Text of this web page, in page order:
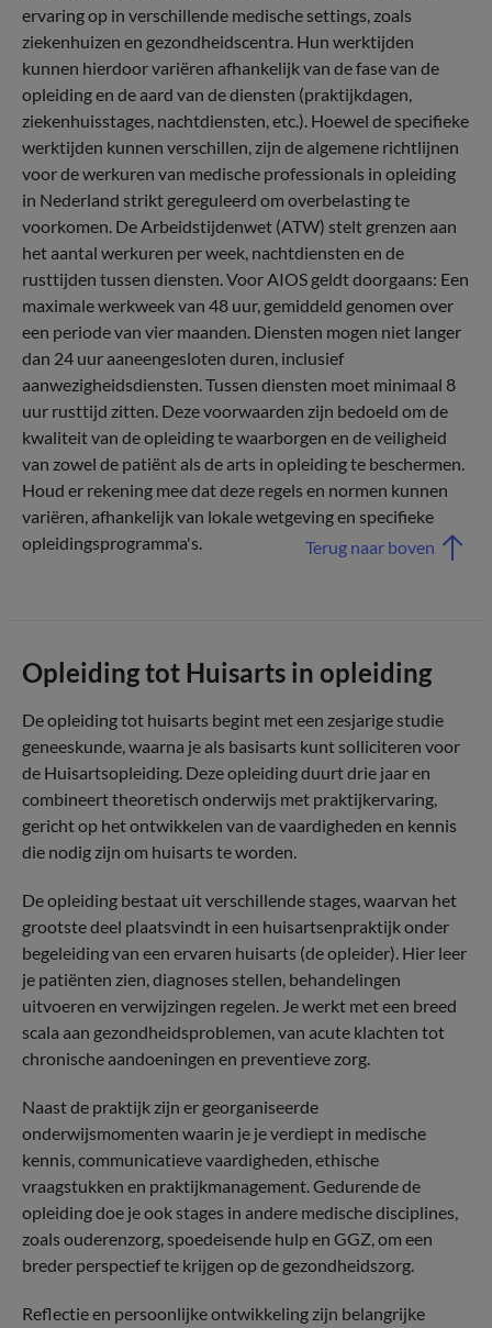
ervaring op in verschillende medische settings, zoals
ziekenhuizen en gezondheidscentra. Hun werktijden
kunnen hierdoor variëren afhankelijk van de fase van de
opleiding en de aard van de diensten (praktijkdagen,
ziekenhuisstages, nachtdiensten, etc.). Hoewel de specifieke
werktijden kunnen verschillen, zijn de algemene richtlijnen
voor de werkuren van medische professionals in opleiding
in Nederland strikt gereguleerd om overbelasting te
voorkomen. De Arbeidstijdenwet (ATW) stelt grenzen aan
het aantal werkuren per week, nachtdiensten en de
rusttijden tussen diensten. Voor AIOS geldt doorgaans: Een
maximale werkweek van 48 uur, gemiddeld genomen over
een periode van vier maanden. Diensten mogen niet langer
dan 24 uur aaneengesloten duren, inclusief
aanwezigheidsdiensten. Tussen diensten moet minimaal 8
uur rusttijd zitten. Deze voorwaarden zijn bedoeld om de
kwaliteit van de opleiding te waarborgen en de veiligheid
van zowel de patiënt als de arts in opleiding te beschermen.
Houd er rekening mee dat deze regels en normen kunnen
variëren, afhankelijk van lokale wetgeving en specifieke
opleidingsprogramma's.
Terug naar boven
Opleiding tot Huisarts in opleiding
De opleiding tot huisarts begint met een zesjarige studie
geneeskunde, waarna je als basisarts kunt solliciteren voor
de Huisartsopleiding. Deze opleiding duurt drie jaar en
combineert theoretisch onderwijs met praktijkervaring,
gericht op het ontwikkelen van de vaardigheden en kennis
die nodig zijn om huisarts te worden.
De opleiding bestaat uit verschillende stages, waarvan het
grootste deel plaatsvindt in een huisartsenpraktijk onder
begeleiding van een ervaren huisarts (de opleider). Hier leer
je patiënten zien, diagnoses stellen, behandelingen
uitvoeren en verwijzingen regelen. Je werkt met een breed
scala aan gezondheidsproblemen, van acute klachten tot
chronische aandoeningen en preventieve zorg.
Naast de praktijk zijn er georganiseerde
onderwijsmomenten waarin je je verdiept in medische
kennis, communicatieve vaardigheden, ethische
vraagstukken en praktijkmanagement. Gedurende de
opleiding doe je ook stages in andere medische disciplines,
zoals ouderenzorg, spoedeisende hulp en GGZ, om een
breder perspectief te krijgen op de gezondheidszorg.
Reflectie en persoonlijke ontwikkeling zijn belangrijke